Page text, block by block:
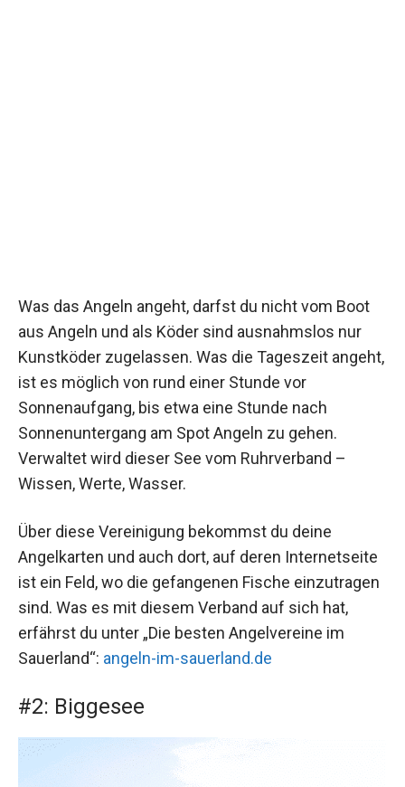
Was das Angeln angeht, darfst du nicht vom Boot
aus Angeln und als Köder sind ausnahmslos nur
Kunstköder zugelassen. Was die Tageszeit angeht,
ist es möglich von rund einer Stunde vor
Sonnenaufgang, bis etwa eine Stunde nach
Sonnenuntergang am Spot Angeln zu gehen.
Verwaltet wird dieser See vom Ruhrverband –
Wissen, Werte, Wasser.
Über diese Vereinigung bekommst du deine
Angelkarten und auch dort, auf deren Internetseite
ist ein Feld, wo die gefangenen Fische einzutragen
sind. Was es mit diesem Verband auf sich hat,
erfährst du unter „Die besten Angelvereine im
Sauerland“: angeln-im-sauerland.de
#2: Biggesee